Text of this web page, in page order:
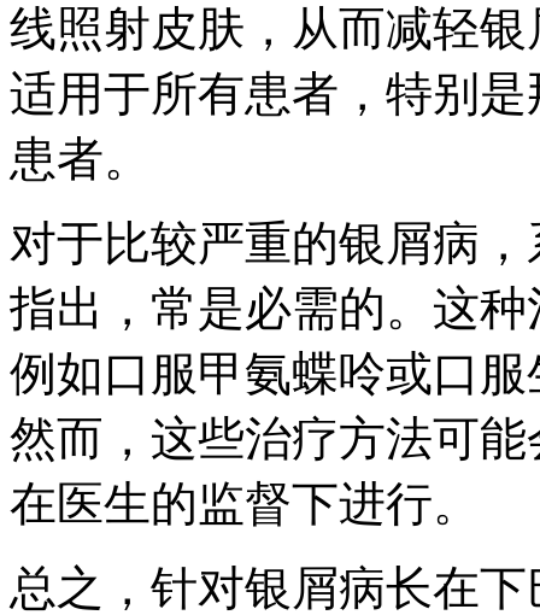
线照射皮肤，从而减轻
适用于所有患者，特别
患者。
对于比较严重的银屑病
指出，常是必需的。这
例如口服甲氨蝶呤或口
然而，这些治疗方法可
在医生的监督下进行。
总之，针对银屑病长在